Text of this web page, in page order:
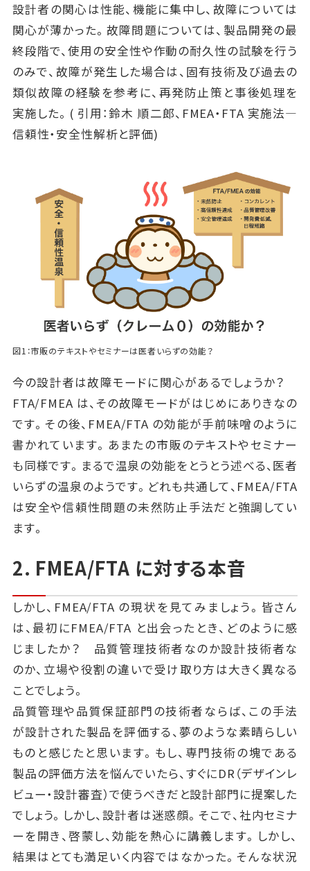
設計者の関心は性能、機能に集中し、故障については
関心が薄かった。故障問題については、製品開発の最
終段階で、使用の安全性や作動の耐久性の試験を行う
のみで、故障が発生した場合は、固有技術及び過去の
類似故障の経験を参考に、再発防止策と事後処理を
実施した。( 引用：鈴木 順二郎、FMEA・FTA 実施法―
信頼性・安全性解析と評価)
図1：市販のテキストやセミナーは医者いらずの効能？
今の設計者は故障モードに関心があるでしょうか？
FTA/FMEA は、その故障モードがはじめにありきなの
です。その後、FMEA/FTA の効能が手前味噌のように
書かれています。あまたの市販のテキストやセミナー
も同様です。まるで温泉の効能をとうとう述べる、医者
いらずの温泉のようです。どれも共通して、FMEA/FTA
は安全や信頼性問題の未然防止手法だと強調してい
ます。
2. FMEA/FTA に対する本音
しかし、FMEA/FTA の現状を見てみましょう。皆さん
は、最初にFMEA/FTA と出会ったとき、どのように感
じましたか？ 品質管理技術者なのか設計技術者な
のか、立場や役割の違いで受け取り方は大きく異なる
ことでしょう。
品質管理や品質保証部門の技術者ならば、この手法
が設計された製品を評価する、夢のような素晴らしい
ものと感じたと思います。もし、専門技術の塊である
製品の評価方法を悩んでいたら、すぐにDR（デザインレ
ビュー・設計審査）で使うべきだと設計部門に提案した
でしょう。しかし、設計者は迷惑顔。そこで、社内セミナ
ーを開き、啓蒙し、効能を熱心に講義します。しかし、
結果はとても満足いく内容ではなかった。そんな状況